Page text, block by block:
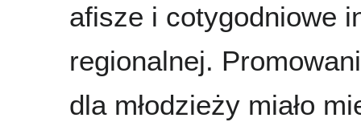
afisze i cotygodniowe
regionalnej.
dla młodzieży miało